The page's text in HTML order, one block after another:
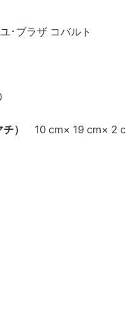
･ブラザ コバルト
） 10 cm× 19 cm× 2